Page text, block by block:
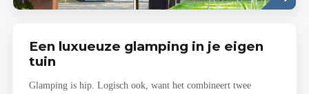
Een luxueuze glamping in je eigen
tuin
Glamping is hip. Logisch ook, want het combineert twee